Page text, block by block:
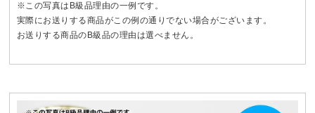
※この写真はB級品理由の一例です。
実際にお送りする商品がこの例の通りでない場合がございます。
お送りする商品のB級品の理由は選べません。